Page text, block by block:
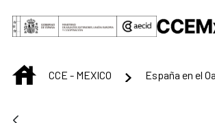
Saltar al contenido principal
INICIOCCE - MEXICO España en el